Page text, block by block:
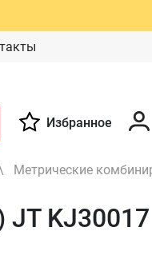
Избранное
Метрические
KJ30017